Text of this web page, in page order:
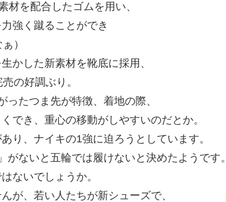
材を配合したゴムを用い、
強く蹴ることができ
）
かした新素材を靴底に採用、
の好調ぶり。
たつま先が特徴、着地の際、
でき、重心の移動がしやすいのだとか。
り、ナイキの1強に迫ろうとしています。
ないと五輪では履けないと決めたようです。
ないでしょうか。
が、若い人たちが新シューズで、